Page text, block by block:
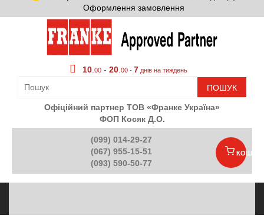
Оформлення замовлення
10 00 - 20 00 - 7 днів на тиждень
ПОШУК
Офіційний партнер ТОВ «Франке Україна»
ФОП Косяк Д.О.
(099) 014-29-27
(067) 955-15-51
(093) 590-50-77
КОШИК